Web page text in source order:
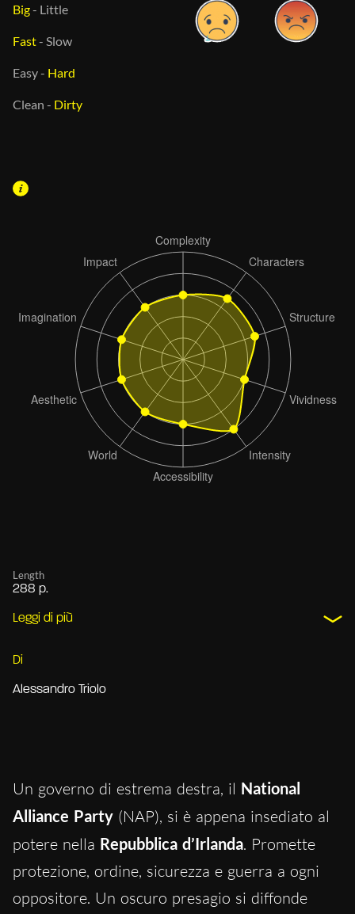
Big- Little
Fast- Slow
Easy- Hard
Clean - Dirty
Length
288 p.
Leggi di più
Di
Alessandro Triolo
Un governo di estrema destra, il National
Alliance Party (NAP), si è appena insediato al
potere nella Repubblica d’Irlanda. Promette
protezione, ordine, sicurezza e guerra a ogni
oppositore. Un oscuro presagio si diffonde